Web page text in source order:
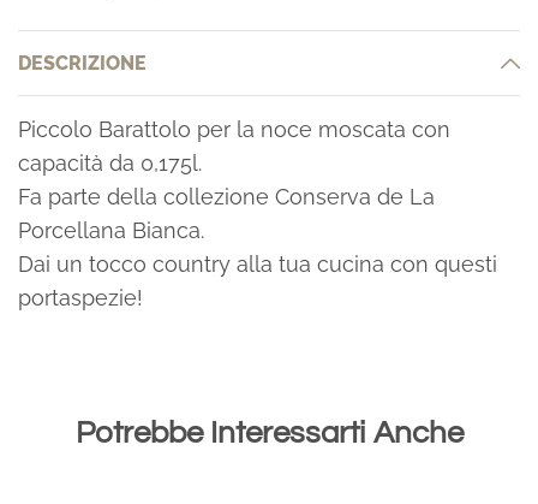
DESCRIZIONE
Piccolo Barattolo per la noce moscata con
capacità da 0,175l.
Fa parte della collezione Conserva de La
Porcellana Bianca.
Dai un tocco country alla tua cucina con questi
portaspezie!
Potrebbe Interessarti Anche